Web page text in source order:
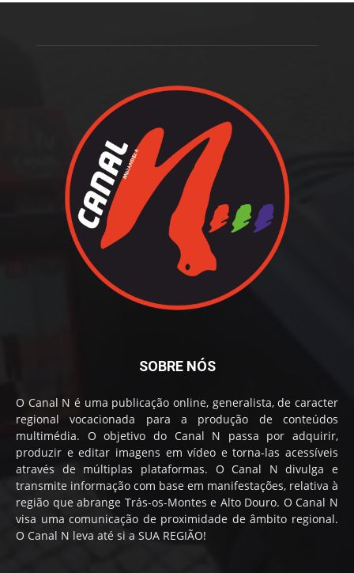
SOBRE NÓS
O Canal N é uma publicação online, generalista, de caracter
regional vocacionada para a produção de conteúdos
multimédia. O objetivo do Canal N passa por adquirir,
produzir e editar imagens em vídeo e torna-las acessíveis
através de múltiplas plataformas. O Canal N divulga e
transmite informação com base em manifestações, relativa à
região que abrange Trás-os-Montes e Alto Douro. O Canal N
visa uma comunicação de proximidade de âmbito regional.
O Canal N leva até si a SUA REGIÃO!